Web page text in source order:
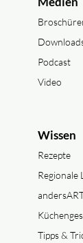
Podcast
Video
Wissen
Rezepte
Regionale
Tipps &